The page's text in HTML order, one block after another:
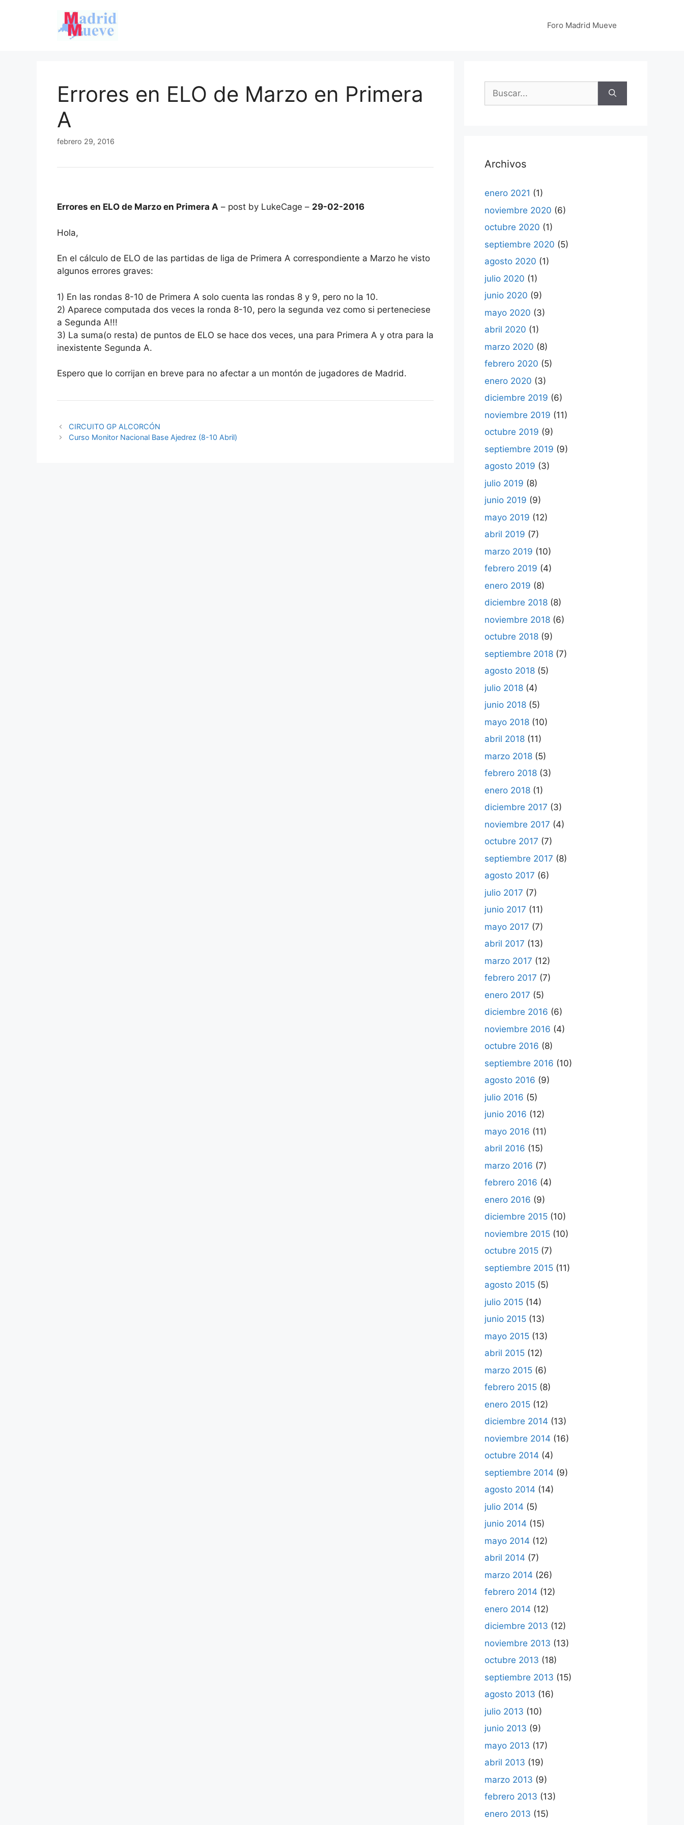
Foro Madrid Mueve
Errores en ELO de Marzo en Primera
A
febrero 29, 2016
Errores en ELO de Marzo en Primera A – post by LukeCage – 29-02-2016
Hola,
En el cálculo de ELO de las partidas de liga de Primera A correspondiente a Marzo he visto
algunos errores graves:
1) En las rondas 8-10 de Primera A solo cuenta las rondas 8 y 9, pero no la 10.
2) Aparece computada dos veces la ronda 8-10, pero la segunda vez como si perteneciese
a Segunda A!!!
3) La suma(o resta) de puntos de ELO se hace dos veces, una para Primera A y otra para la
inexistente Segunda A.
Espero que lo corrijan en breve para no afectar a un montón de jugadores de Madrid.
CIRCUITO GP ALCORCÓN
Curso Monitor Nacional Base Ajedrez (8-10 Abril)
Buscar:
Archivos
enero 2021 (1)
noviembre 2020 (6)
octubre 2020 (1)
septiembre 2020 (5)
agosto 2020 (1)
julio 2020 (1)
junio 2020 (9)
mayo 2020 (3)
abril 2020 (1)
marzo 2020 (8)
febrero 2020 (5)
enero 2020 (3)
diciembre 2019 (6)
noviembre 2019 (11)
octubre 2019 (9)
septiembre 2019 (9)
agosto 2019 (3)
julio 2019 (8)
junio 2019 (9)
mayo 2019 (12)
abril 2019 (7)
marzo 2019 (10)
febrero 2019 (4)
enero 2019 (8)
diciembre 2018 (8)
noviembre 2018 (6)
octubre 2018 (9)
septiembre 2018 (7)
agosto 2018 (5)
julio 2018 (4)
junio 2018 (5)
mayo 2018 (10)
abril 2018 (11)
marzo 2018 (5)
febrero 2018 (3)
enero 2018 (1)
diciembre 2017 (3)
noviembre 2017 (4)
octubre 2017 (7)
septiembre 2017 (8)
agosto 2017 (6)
julio 2017 (7)
junio 2017 (11)
mayo 2017 (7)
abril 2017 (13)
marzo 2017 (12)
febrero 2017 (7)
enero 2017 (5)
diciembre 2016 (6)
noviembre 2016 (4)
octubre 2016 (8)
septiembre 2016 (10)
agosto 2016 (9)
julio 2016 (5)
junio 2016 (12)
mayo 2016 (11)
abril 2016 (15)
marzo 2016 (7)
febrero 2016 (4)
enero 2016 (9)
diciembre 2015 (10)
noviembre 2015 (10)
octubre 2015 (7)
septiembre 2015 (11)
agosto 2015 (5)
julio 2015 (14)
junio 2015 (13)
mayo 2015 (13)
abril 2015 (12)
marzo 2015 (6)
febrero 2015 (8)
enero 2015 (12)
diciembre 2014 (13)
noviembre 2014 (16)
octubre 2014 (4)
septiembre 2014 (9)
agosto 2014 (14)
julio 2014 (5)
junio 2014 (15)
mayo 2014 (12)
abril 2014 (7)
marzo 2014 (26)
febrero 2014 (12)
enero 2014 (12)
diciembre 2013 (12)
noviembre 2013 (13)
octubre 2013 (18)
septiembre 2013 (15)
agosto 2013 (16)
julio 2013 (10)
junio 2013 (9)
mayo 2013 (17)
abril 2013 (19)
marzo 2013 (9)
febrero 2013 (13)
enero 2013 (15)